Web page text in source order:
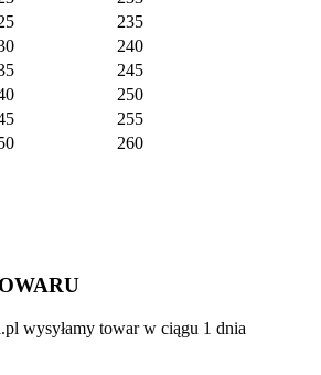
235
240
245
250
255
260
wysyłamy towar w ciągu 1 dnia